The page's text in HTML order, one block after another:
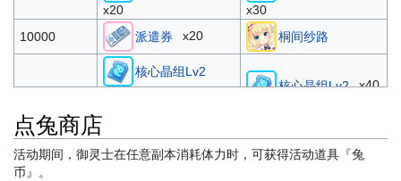
70000 史莱喵 通用型圣器-改
原初信仰遗物箱
x20
x30
10000
派遣券 x20 桐间纱路
核心晶组Lv2
x30
核心晶组Lv2 x40
20000
原初圣器遗物箱
点兔商店
活动期间，御灵士在任意副本消耗体力时，可获得活动道具『兔
币』。